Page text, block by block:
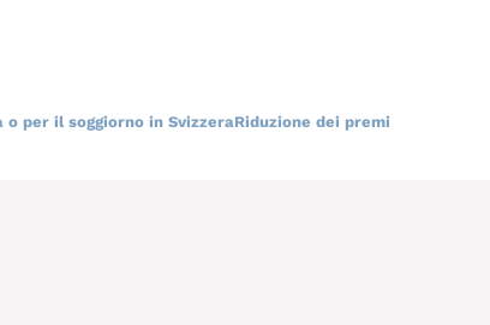
per il soggiorno in SvizzeraRiduzione dei premi